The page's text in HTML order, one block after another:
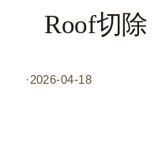
Roof切除
·2026-04-18